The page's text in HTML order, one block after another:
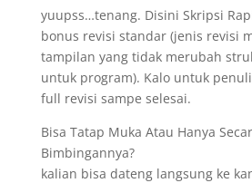
yuupss…tenang. Disini Skripsi
bonus revisi standar (jenis revisi
tampilan yang tidak merubah
untuk program). Kalo untuk
full revisi sampe selesai.
Bisa Tatap Muka Atau Hanya
Bimbingannya?
kalian bisa dateng langsung ke